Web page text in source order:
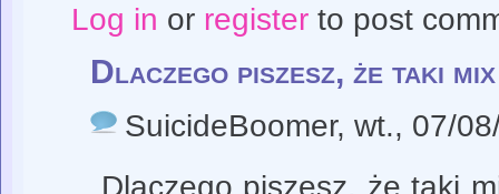
Log in or registerto post
Dlaczego piszesz, że taki mix
SuicideBoomer, wt., 07/
Dlaczego piszesz, że taki